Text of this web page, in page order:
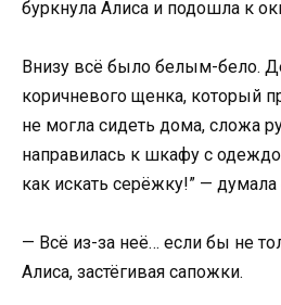
буркнула Алиса и подошла к
Внизу всё было белым-бело.
коричневого щенка, который
не могла сидеть дома, сложа
направилась к шкафу с
как искать серёжку!” — думала
— Всё из-за неё… если бы не
Алиса, застёгивая сапожки.